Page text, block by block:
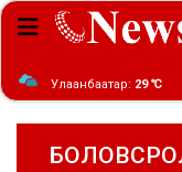
Улаанбаатар: 29 ℃